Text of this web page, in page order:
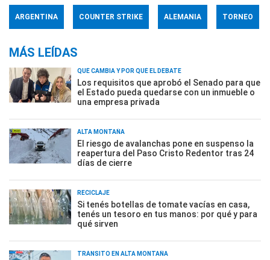
ARGENTINA COUNTER STRIKE ALEMANIA TORNEO
MÁS LEÍDAS
QUÉ CAMBIA Y POR QUÉ EL DEBATE
Los requisitos que aprobó el Senado para que
el Estado pueda quedarse con un inmueble o
una empresa privada
ALTA MONTAÑA
El riesgo de avalanchas pone en suspenso la
reapertura del Paso Cristo Redentor tras 24
días de cierre
RECICLAJE
Si tenés botellas de tomate vacías en casa,
tenés un tesoro en tus manos: por qué y para
qué sirven
TRÁNSITO EN ALTA MONTAÑA